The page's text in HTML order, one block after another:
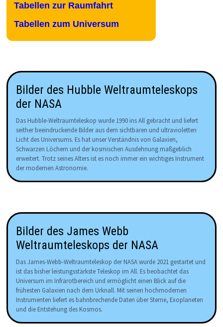
Tabellen zur Raumfahrt
Tabellen zum Universum
Bilder des Hubble Weltraumteleskops
der NASA
Das Hubble-Weltraumteleskop wurde 1990 ins All gebracht und liefert
seither beeindruckende Bilder aus dem sichtbaren und ultravioletten
Licht des Universums. Es hat unser Verständnis von Galaxien,
Schwarzen Löchern und der kosmischen Ausdehnung maßgeblich
erweitert. Trotz seines Alters ist es noch immer ein wichtiges Instrument
der modernen Astronomie.
Bilder des James Webb
Weltraumteleskops der NASA
Das James-Webb-Weltraumteleskop der NASA wurde 2021 gestartet und
ist das bisher leistungsstärkste Teleskop im All. Es beobachtet das
Universum im Infrarotbereich und ermöglicht einen Blick auf die
frühesten Galaxien nach dem Urknall. Mit seinen hochmodernen
Instrumenten liefert es bahnbrechende Daten über Sterne, Exoplaneten
und die Entstehung des Kosmos.